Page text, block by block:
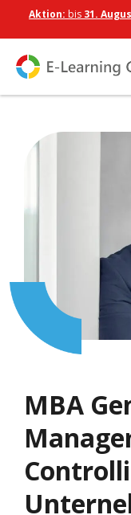
Aktion: bis 31.
MBA